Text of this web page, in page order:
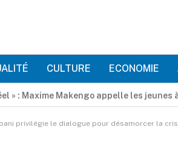
CULTURE ECONOMIE
Bissaka dit oui à Everton, les
privilégie le dialogue pour désamorcer la